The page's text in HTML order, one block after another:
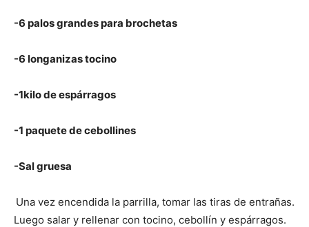
-6 palos grandes para brochetas
-6 longanizas tocino
-1kilo de espárragos
-1 paquete de cebollines
-Sal gruesa
Una vez encendida la parrilla, tomar las tiras de entrañas.
Luego salar y rellenar con tocino, cebollín y espárragos.